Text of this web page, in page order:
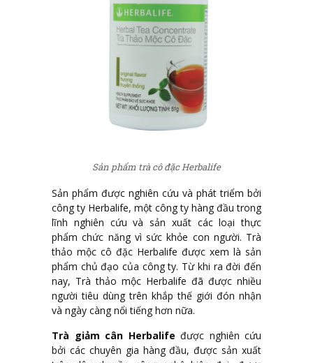
Sản phẩm trà cô đặc Herbalife
Sản phẩm được nghiên cứu và phát triểm bởi
công ty Herbalife, một công ty hàng đầu trong
lĩnh nghiên cứu và sản xuất các loại thực
phẩm chức năng vì sức khỏe con người. Trà
thảo mộc cô đặc Herbalife được xem là sản
phẩm chủ đạo của công ty. Từ khi ra đời đến
nay, Trà thảo mộc Herbalife đã được nhiều
người tiêu dùng trên khắp thế giới đón nhận
và ngày càng nổi tiếng hơn nữa.
Trà giảm cân Herbalife được nghiên cứu
bởi các chuyên gia hàng đầu, được sản xuất